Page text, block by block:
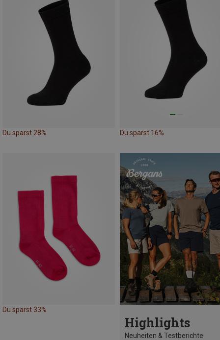
Du sparst 28% Du sparst 16%
Du sparst 33%
Highlights
Neuheiten & Testberichte